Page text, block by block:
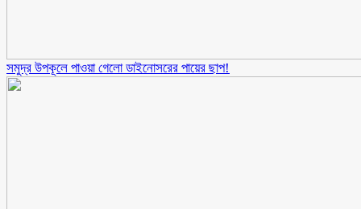
সমুদ্র উপকূলে পাওয়া গেলো ডাইনোসরের পায়ের ছাপ!